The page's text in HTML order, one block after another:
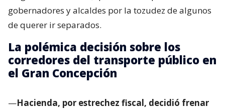
gobernadores y alcaldes por la tozudez de algunos
de querer ir separados.
La polémica decisión sobre los
corredores del transporte público en
el Gran Concepción
—Hacienda, por estrechez fiscal, decidió frenar